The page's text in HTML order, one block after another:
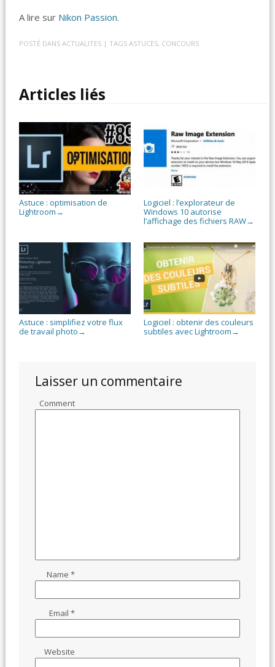
A lire sur Nikon Passion.
POSTÉ DANSACTUALITES | TAGSASTUCES, CONCOURS
Articles liés
Astuce : optimisation de
Lightroom →
Logiciel : l’explorateur de
Windows 10 autorise
l’affichage des fichiers RAW→
Astuce : simplifiez votre flux
de travail photo →
Logiciel : obtenir des couleurs
subtiles avec Lightroom →
Laisser un commentaire
Comment
Name*
Email*
Website